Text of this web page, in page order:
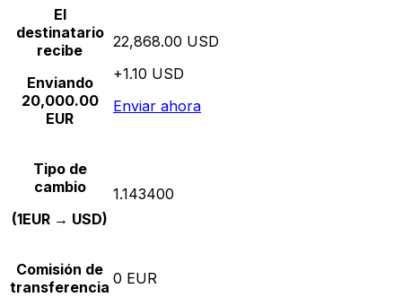
El
destinatario
recibe
Enviando
20,000.00
EUR
22,868.00 USD
+1.10 USD
Enviar ahora
Tipo de
cambio
(1EUR → USD)
1.143400
Comisión de
transferencia 0 EUR